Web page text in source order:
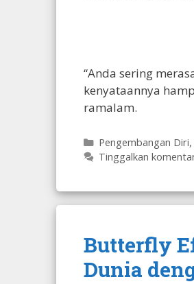
“Anda sering
kenyataannya
ramalam.
Kategori
Pengembangan Diri,
Tinggalkan
Butterfly
Dunia